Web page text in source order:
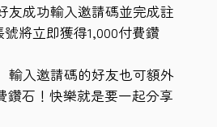
友成功輸入邀請碼並完成註
將立即獲得1,000付費鑽
輸入邀請碼的好友也可額外
鑽石！快樂就是要一起分享